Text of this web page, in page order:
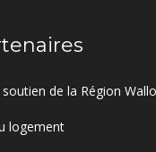
de la Région
logement